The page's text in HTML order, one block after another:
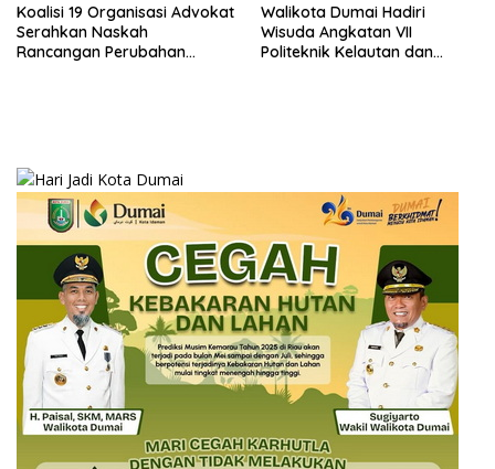
Koalisi 19 Organisasi Advokat
Serahkan Naskah
Rancangan Perubahan
Walikota Dumai Hadiri
Wisuda Angkatan VII
Politeknik Kelautan dan